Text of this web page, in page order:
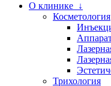
О клинике ↓
Косметология
Трихология